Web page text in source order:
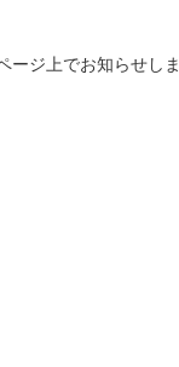
ージ上でお知らせしま